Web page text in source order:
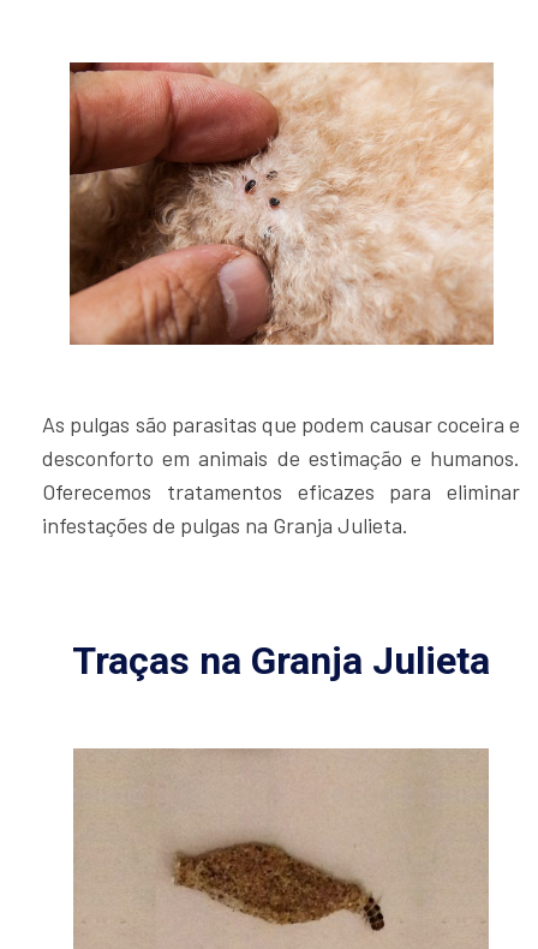
As pulgas são parasitas que podem causar coceira e
desconforto em animais de estimação e humanos.
Oferecemos tratamentos eficazes para eliminar
infestações de pulgas na Granja Julieta.
Traças na Granja Julieta